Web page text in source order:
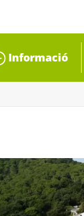
Informació